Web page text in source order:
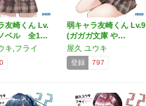
友崎くん Lv.
ベル 全1…
キ,フライ
0
弱キャラ友崎くん Lv.9
(ガガガ文庫 や…
屋久 ユウキ
登録 797